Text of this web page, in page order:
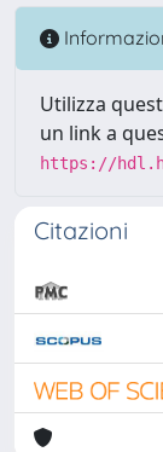
Utilizza
un link a
https://
Citazioni